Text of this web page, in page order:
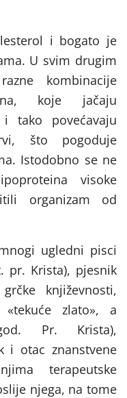
i bogato je
U svim drugim
kombinacije
koje jačaju
tako povećavaju
što pogoduje
Istodobno se ne
visoke
organizam od
ugledni pisci
pr. Krista), pjesnik
književnosti,
zlato», a
Pr. Krista),
i otac znanstvene
terapeutske
njega, na tome